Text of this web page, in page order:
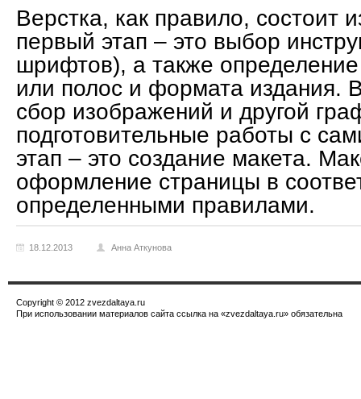
Верстка, как правило, состоит
первый этап – это выбор
шрифтов), а также определение
или полос и формата издания.
сбор изображений и другой
подготовительные работы с
этап – это создание макета.
оформление страницы в
определенными правилами.
18.12.2013 Анна Аткунова
Copyright © 2012 zvezdaltaya.ru
При использовании материалов сайта ссылка на «zvezdaltaya.ru» обязательна